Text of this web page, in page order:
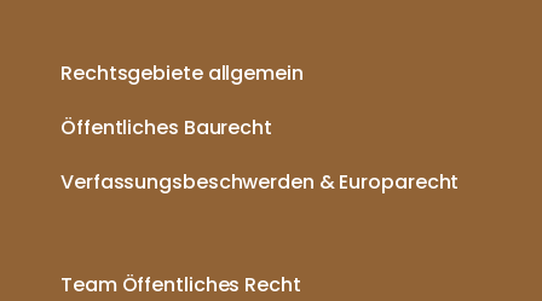
Rechtsgebiete allgemein
Öffentliches Baurecht
Verfassungsbeschwerden & Europarecht
Team Öffentliches Recht